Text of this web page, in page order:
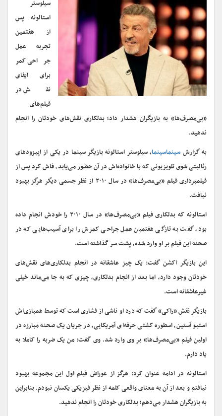
سیلوستر
استالونه پس
از هفتمین
تجربه عمل
جراحی کمر
برای ایفای
نقش در
فیلم‌های
«بی‌مصرف‌ها» به بازیگران هشدار داد؛ بدلکاری نقش‌های خودتان را انجام
ندهید.
به گزارش سینماسینما، سیلوستر استالونه بازیگر سینما در یکی از اپیزودهای
رئالیتی شوی تلویزیونی که با خانواده‌اش در آن حضور می‌یابد، فاش کرد پس از
فیلمبرداری فیلم «بی‌مصرف‌ها» در سال ۲۰۱۰ از نظر جسمی دیگر هرگز بهبود
نیافت.
استالونه که بدلکاری فیلم «بی‌مصرف‌ها» در سال ۲۰۱۰ را خودش انجام داده
بود، گفت به تازگی هفتمین عمل جراحی کمرش را برای آسیب‌هایی که در
صحنه این فیلم بر او وارد شده، پشت سر گذاشته است.
این بازیگر اکشن گفت: یک چیز عاشقانه در انجام بدلکاری‌های نقش‌های
خودتان وجود دارد، اما بعد از انجام بدلکاری، چیزی که به جا می‌ماند خیلی
غیرعاشقانه است.
بازیگر نقش «راکی» گفت که درد او ناشی از فشاری است که توسط همبازی‌اش
استیو آستین، اسطوره کشتی حرفه‌ای آمریکایی، در جریان یک صحنه مبارزه در
اولین فیلم «بی‌مصرف‌ها» بر وی وارد شد. وی گفت: من یک ضربه را کاملا به
یاد دارم.
استالونه در ادامه عنوان کرد: هرگز از عوراض فیلم اول این مجموعه بهبود
نیافتم و بعد از آن به معنای واقعی کلمه از نظر فیزیکی یکسان نبودم. بنابراین
به بازیگران هشدار می‌دهم؛ بدلکاری خودتان را انجام ندهید.